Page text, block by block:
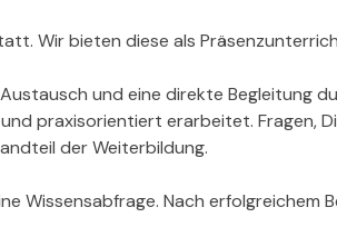
Wir bieten diese als
und eine direkte Begleitung
praxisorientiert erarbeitet. Fragen,
der Weiterbildung.
Wissensabfrage. Nach erfolgreichem